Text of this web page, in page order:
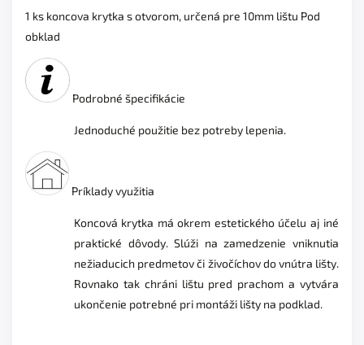
1 ks koncova krytka s otvorom, určená pre 10mm lištu Pod
obklad
Podrobné špecifikácie
Jednoduché použitie bez potreby lepenia.
Príklady využitia
Koncová krytka má okrem estetického účelu aj iné
praktické dôvody. Slúži na zamedzenie vniknutia
nežiaducich predmetov či živočíchov do vnútra lišty.
Rovnako tak chráni lištu pred prachom a vytvára
ukončenie potrebné pri montáži lišty na podklad.